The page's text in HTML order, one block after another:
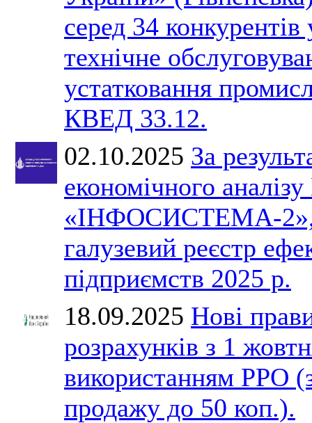
серед 34 конкурентів
технічне
устатковання
КВЕД 33.12.
02.10.2025 За
економічного
«ІНФОСИСТЕМА-2»,
галузевий реєстр
підприємств 2025 р.
18.09.2025 Нові
розрахунків з 1
використанням РРО
продажу до 50 коп.).